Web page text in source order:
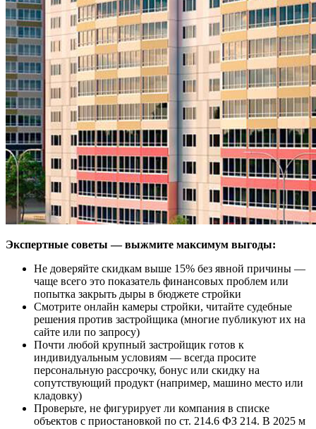
Экспертные советы — выжмите максимум выгоды:
Не доверяйте скидкам выше 15% без явной причины —
чаще всего это показатель финансовых проблем или
попытка закрыть дыры в бюджете стройки
Смотрите онлайн камеры стройки, читайте судебные
решения против застройщика (многие публикуют их на
сайте или по запросу)
Почти любой крупный застройщик готов к
индивидуальным условиям — всегда просите
персональную рассрочку, бонус или скидку на
сопутствующий продукт (например, машино место или
кладовку)
Проверьте, не фигурирует ли компания в списке
объектов с приостановкой по ст. 214.6 ФЗ 214. В 2025 м